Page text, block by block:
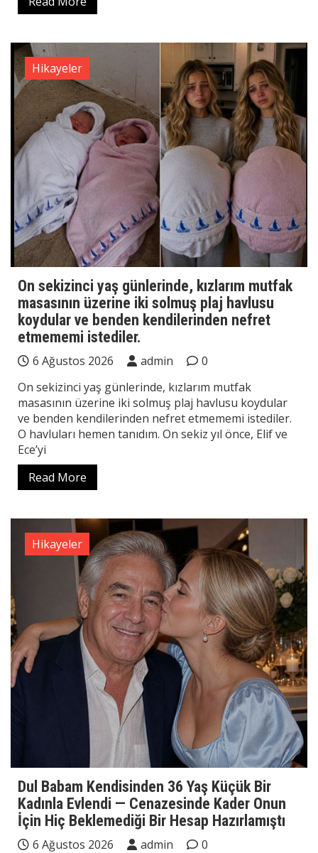
Hikayeler
On sekizinci yaş günlerinde, kızlarım mutfak
masasının üzerine iki solmuş plaj havlusu
koydular ve benden kendilerinden nefret
etmememi istediler.
6 Ağustos 2026 admin
0
On sekizinci yaş günlerinde, kızlarım mutfak
masasının üzerine iki solmuş plaj havlusu koydular
ve benden kendilerinden nefret etmememi istediler.
O havluları hemen tanıdım. On sekiz yıl önce, Elif ve
Ece’yi
Read More
Hikayeler
Dul Babam Kendisinden 36 Yaş Küçük Bir
Kadınla Evlendi — Cenazesinde Kader Onun
İçin Hiç Beklemediği Bir Hesap Hazırlamıştı
6 Ağustos 2026 admin
0